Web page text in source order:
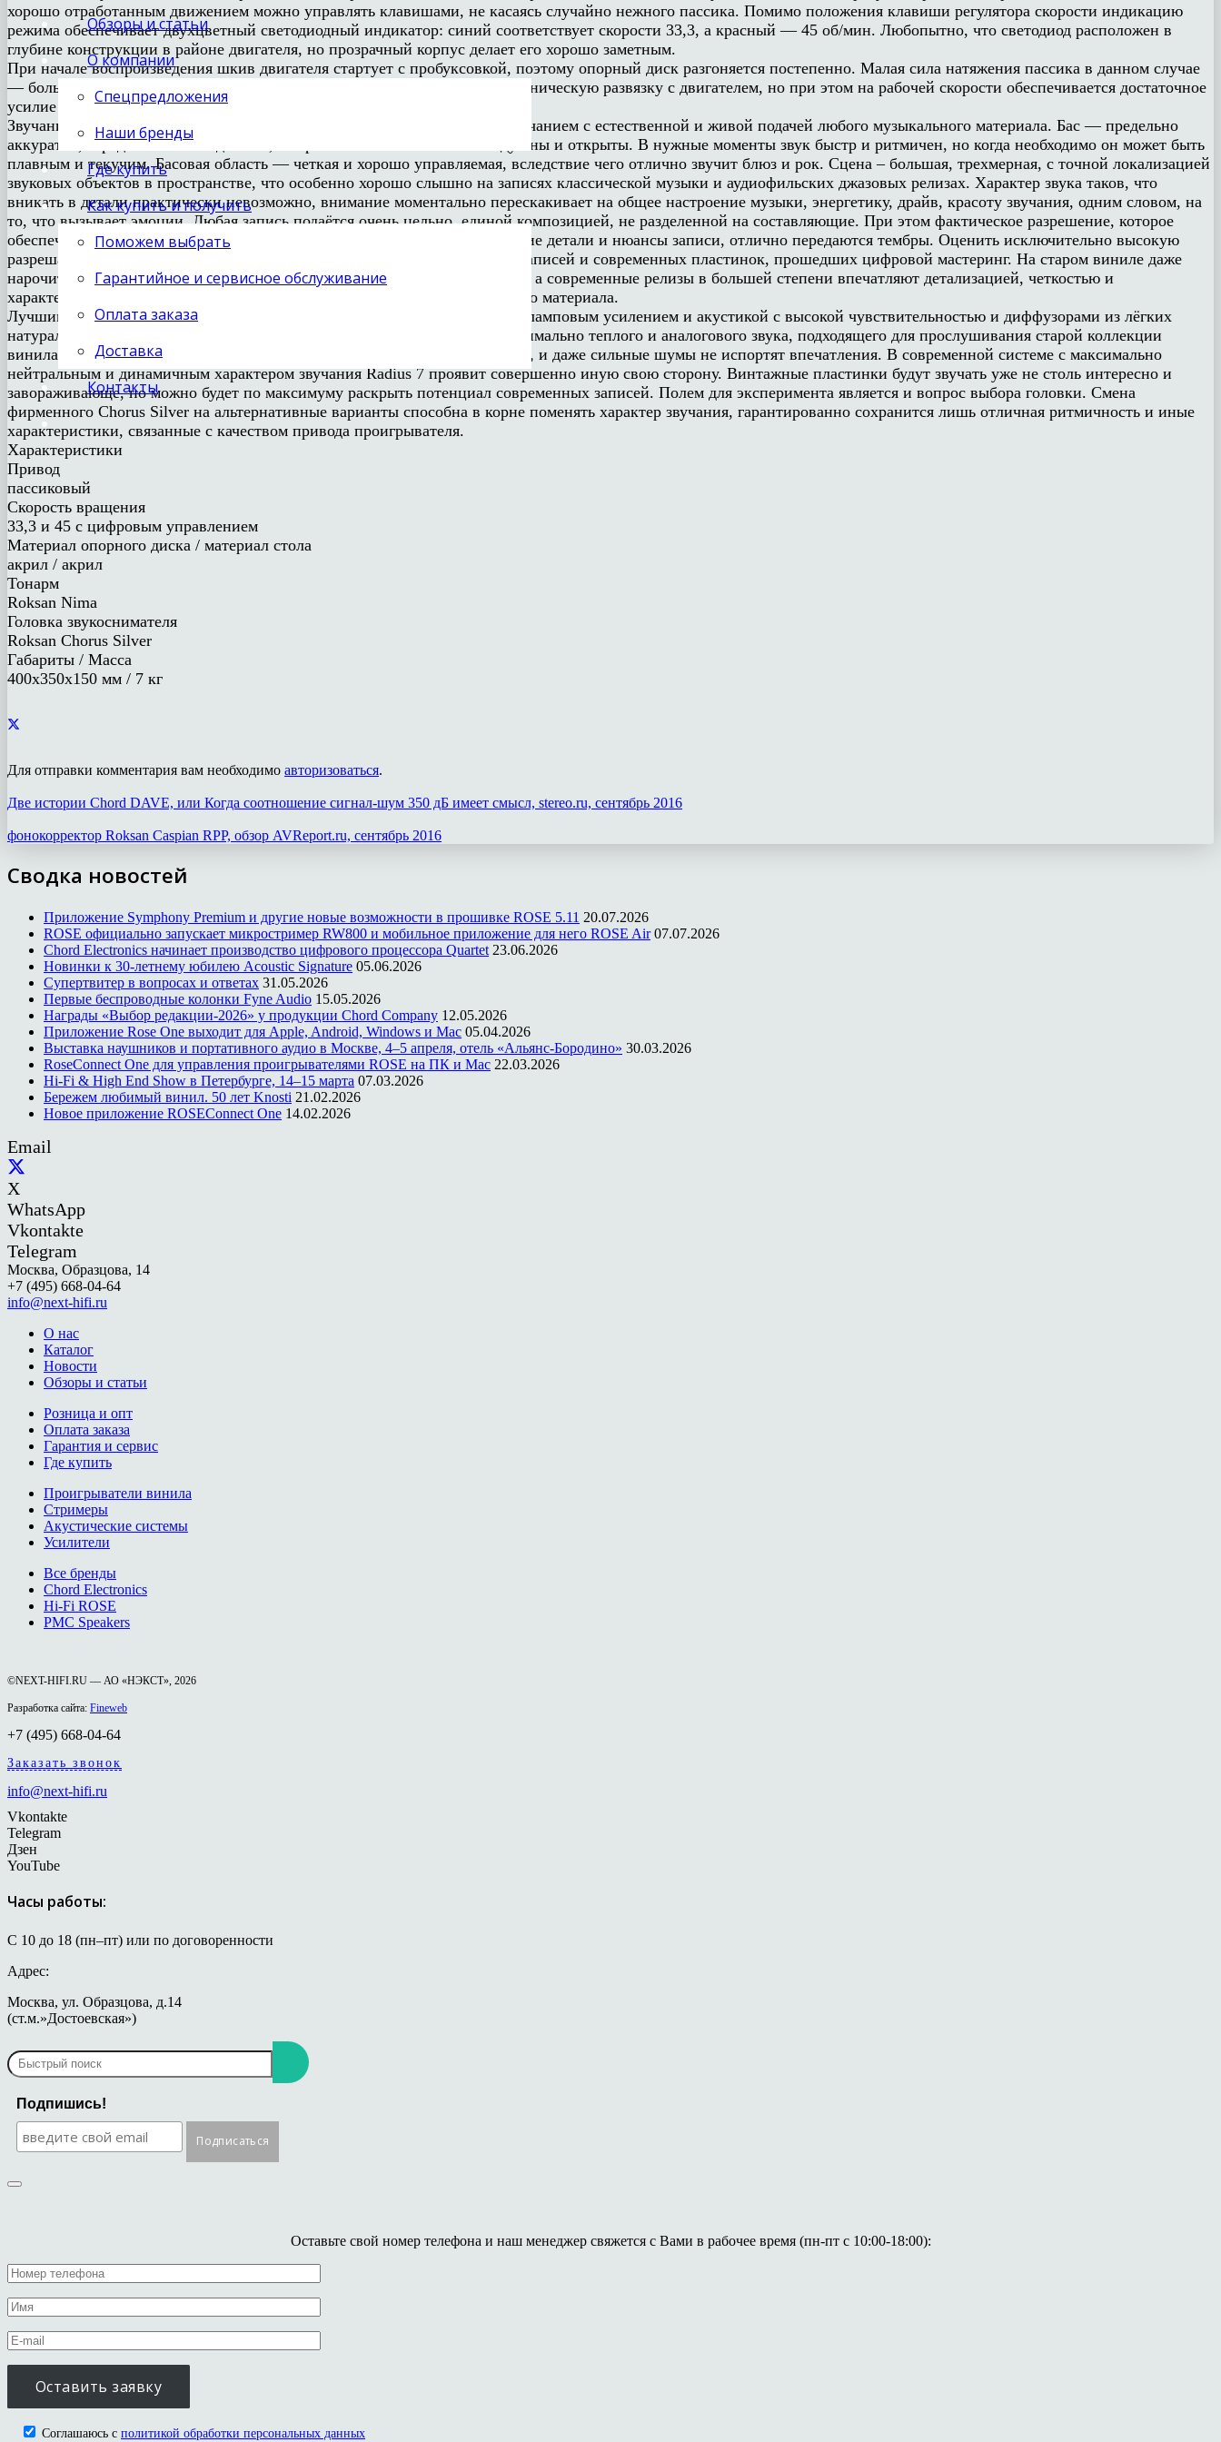
Обзоры и статьи
О компании
Спецпредложения
Наши бренды
Где купить
Как купить и получить
Поможем выбрать
Гарантийное и сервисное обслуживание
Оплата заказа
Доставка
Контакты
хорошо отработанным движением можно управлять клавишами, не касаясь случайно нежного пассика. Помимо положения клавиши регулятора скорости индикацию
режима обеспечивает двухцветный светодиодный индикатор: синий соответствует скорости 33,3, а красный — 45 об/мин. Любопытно, что светодиод расположен в
глубине конструкции в районе двигателя, но прозрачный корпус делает его хорошо заметным.
При начале воспроизведения шкив двигателя стартует с пробуксовкой, поэтому опорный диск разгоняется постепенно. Малая сила натяжения пассика в данном случае
— большой плюс, поскольку обеспечивает максимально возможную механическую развязку с двигателем, но при этом на рабочей скорости обеспечивается достаточное
усилие и высокая стабильность вращения.
Звучание проигрывателя характеризуется исключительно аналоговым звучанием с естественной и живой подачей любого музыкального материала. Бас — предельно
аккуратен, середина очень подвижна, а верхние частоты — очень воздушны и открыты. В нужные моменты звук быстр и ритмичен, но когда необходимо он может быть
плавным и текучим. Басовая область — четкая и хорошо управляемая, вследствие чего отлично звучит блюз и рок. Сцена – большая, трехмерная, с точной локализацией
звуковых объектов в пространстве, что особенно хорошо слышно на записях классической музыки и аудиофильских джазовых релизах. Характер звука таков, что
вникать в детали практически невозможно, внимание моментально перескакивает на общее настроение музыки, энергетику, драйв, красоту звучания, одним словом, на
то, что вызывает эмоции. Любая запись подаётся очень цельно, единой композицией, не разделенной на составляющие. При этом фактическое разрешение, которое
обеспечивает проигрыватель, исключительно высоко. Слышно мельчайшие детали и нюансы записи, отлично передаются тембры. Оценить исключительно высокую
разрешающую способность можно путём сравнения старых аналоговых записей и современных пластинок, прошедших цифровой мастеринг. На старом виниле даже
нарочито синтетические ритмы Kraftwerk звучат очень живо и аналогово, а современные релизы в большей степени впечатляют детализацией, четкостью и
характеризуются некоторым уклоном в аналитичную подачу музыкального материала.
Лучшим сценарием использования является сочетание Roksan Radius 7 с ламповым усилением и акустикой с высокой чувствительностью и диффузорами из лёгких
натуральных материалов типа бумаги и шелка. Так можно добиться максимально теплого и аналогового звука, подходящего для прослушивания старой коллекции
винила. К изношенности пластинок такой сетап будет вполне толерантен, и даже сильные шумы не испортят впечатления. В современной системе с максимально
нейтральным и динамичным характером звучания Radius 7 проявит совершенно иную свою сторону. Винтажные пластинки будут звучать уже не столь интересно и
завораживающе, но можно будет по максимуму раскрыть потенциал современных записей. Полем для эксперимента является и вопрос выбора головки. Смена
фирменного Chorus Silver на альтернативные варианты способна в корне поменять характер звучания, гарантированно сохранится лишь отличная ритмичность и иные
характеристики, связанные с качеством привода проигрывателя.
Характеристики
Привод
пассиковый
Скорость вращения
33,3 и 45 с цифровым управлением
Материал опорного диска / материал стола
акрил / акрил
Тонарм
Roksan Nima
Головка звукоснимателя
Roksan Chorus Silver
Габариты / Масса
400х350х150 мм / 7 кг
Для отправки комментария вам необходимо авторизоваться.
Две истории Chord DAVE, или Когда соотношение сигнал-шум 350 дБ имеет смысл, stereo.ru, сентябрь 2016
фонокорректор Roksan Caspian RPP, обзор AVReport.ru, сентябрь 2016
Сводка новостей
Приложение Symphony Premium и другие новые возможности в прошивке ROSE 5.11 20.07.2026
ROSE официально запускает микростример RW800 и мобильное приложение для него ROSE Air 07.07.2026
Chord Electronics начинает производство цифрового процессора Quartet 23.06.2026
Новинки к 30-летнему юбилею Acoustic Signature 05.06.2026
Супертвитер в вопросах и ответах 31.05.2026
Первые беспроводные колонки Fyne Audio 15.05.2026
Награды «Выбор редакции-2026» у продукции Chord Company 12.05.2026
Приложение Rose One выходит для Apple, Android, Windows и Mac 05.04.2026
Выставка наушников и портативного аудио в Москве, 4–5 апреля, отель «Альянс-Бородино» 30.03.2026
RoseConnect One для управления проигрывателями ROSE на ПК и Mac 22.03.2026
Hi-Fi & High End Show в Петербурге, 14–15 марта 07.03.2026
Бережем любимый винил. 50 лет Knosti 21.02.2026
Новое приложение ROSEConnect One 14.02.2026
Email
X
WhatsApp
Vkontakte
Telegram
Москва, Образцова, 14
+7 (495) 668-04-64
info@next-hifi.ru
О нас
Каталог
Новости
Обзоры и статьи
Розница и опт
Оплата заказа
Гарантия и сервис
Где купить
Проигрыватели винила
Стримеры
Акустические системы
Усилители
Все бренды
Chord Electronics
Hi-Fi ROSE
PMC Speakers
©NEXT-HIFI.RU — АО «НЭКСТ», 2026
Разработка сайта: Fineweb
+7 (495) 668-04-64
Заказать звонок
info@next-hifi.ru
Vkontakte
Telegram
Дзен
YouTube
Часы работы:
С 10 до 18 (пн–пт) или по договоренности
Адрес:
Москва, ул. Образцова, д.14
(ст.м.»Достоевская»)
Подпишись!
Оставьте свой номер телефона и наш менеджер свяжется с Вами в рабочее время (пн-пт с 10:00-18:00):
Соглашаюсь с политикой обработки персональных данных